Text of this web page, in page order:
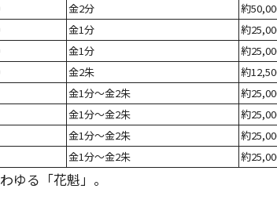
金2分
約
金1分
約
金1分
約
金2朱
約
金1分～金2朱
約
金1分～金2朱
約
金1分～金2朱
約
金1分～金2朱 約
ゆる「花魁」。